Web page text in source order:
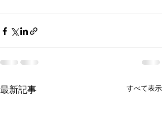
最新記事 すべて表示